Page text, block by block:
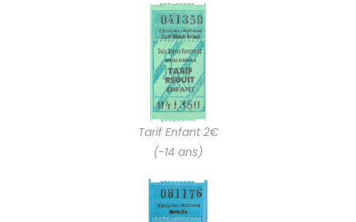
Tarif Enfant 2€
(-14 ans)